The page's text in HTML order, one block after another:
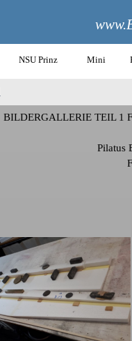
NSU Prinz Mini
BILDERGALLERIE TEIL 1
Pilatus